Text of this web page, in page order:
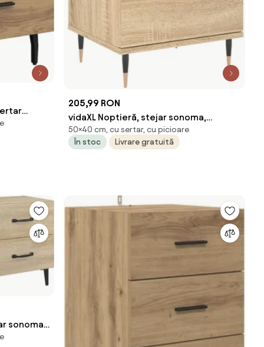
cm
205,99 RON
vidaXL Noptieră, stejar sonoma,
40x35x50 cm, lemn compozit
50×40 cm, cu sertar, cu picioare
În stoc
Livrare gratuită
sonoma,